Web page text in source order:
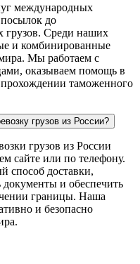
международных
до
грузов. Среди наших
и комбинированные
Мы работаем с
оказываем помощь в
таможенного
грузов из России?
грузов из России
сайте или по телефону.
способ доставки,
документы и обеспечить
границы. Наша
и безопасно